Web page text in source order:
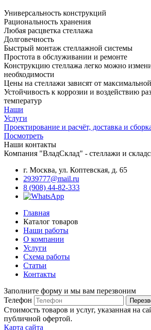
Универсальность конструкций
Рациональность хранения
Любая расцветка стеллажа
Долговечность
Быстрый монтаж стеллажной системы
Простота в обслуживании и ремонте
Конструкцию стеллажа легко можно
необходимости
Цены на стеллажи зависят от
Устойчивость к коррозии и воздействию
температур
Наши
Услуги
Проектирование и расчёт, доставка и
Посмотреть
Наши контакты
Компания "ВладСклад" - стеллажи и
г. Москва, ул. Коптевская, д. 65
2939777@mail.ru
8 (908) 44-82-333
Главная
Каталог товаров
Наши работы
О компании
Услуги
Схема работы
Статьи
Контакты
Заполните форму и мы вам перезвоним
Телефон
Стоимость товаров и услуг, указанная на
публичной офертой.
Карта сайта